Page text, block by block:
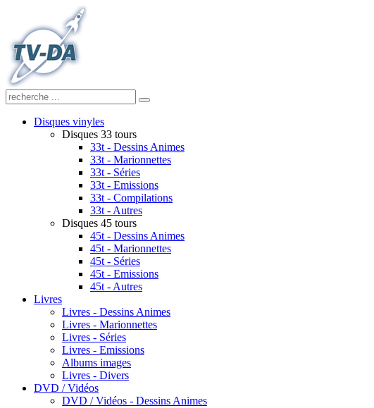
Disques vinyles
Disques 33 tours
33t - Dessins Animes
33t - Marionnettes
33t - Séries
33t - Emissions
33t - Compilations
33t - Autres
Disques 45 tours
45t - Dessins Animes
45t - Marionnettes
45t - Séries
45t - Emissions
45t - Autres
Livres
Livres - Dessins Animes
Livres - Marionnettes
Livres - Séries
Livres - Emissions
Albums images
Livres - Divers
DVD / Vidéos
DVD / Vidéos - Dessins Animes